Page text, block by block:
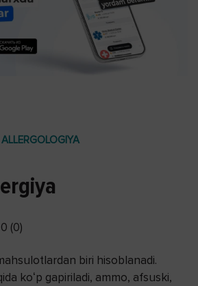
ALLERGOLOGIYA
0 (0)
biri hisoblanadi.
koʻp gapiriladi, ammo, afsuski,